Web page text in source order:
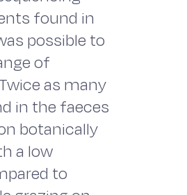
found in
possible to
of
as many
in the faeces
botanically
a low
to